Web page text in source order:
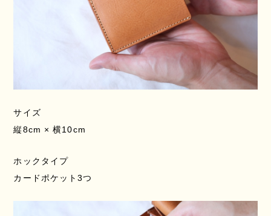
サイズ
縦8cm × 横10cm
ホックタイプ
カードポケット3つ